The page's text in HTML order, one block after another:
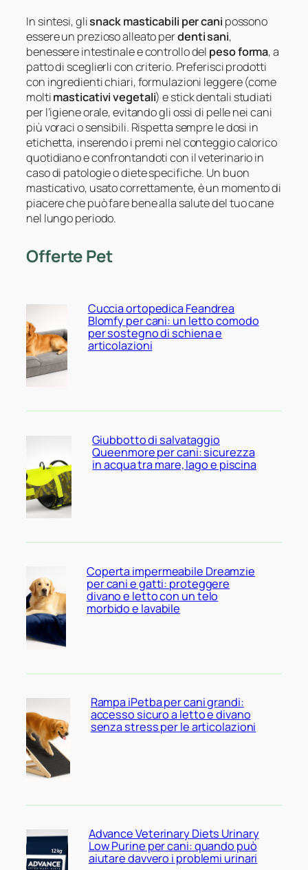
In sintesi, glisnack masticabili per cani possono
essere un prezioso alleato perdenti sani,
benessere intestinale e controllo del peso forma, a
patto di sceglierli con criterio. Preferisci prodotti
con ingredienti chiari, formulazioni leggere (come
moltimasticativi vegetali) e stick dentali studiati
per l’igiene orale, evitando gli ossi di pelle nei cani
più voraci o sensibili. Rispetta sempre le dosi in
etichetta, inserendo i premi nel conteggio calorico
quotidiano e confrontandoti con il veterinario in
caso di patologie o diete specifiche. Un buon
masticativo, usato correttamente, è un momento di
piacere che può fare bene alla salute del tuo cane
nel lungo periodo.
Offerte Pet
Cuccia ortopedica Feandrea
Blomfy per cani: un letto comodo
per sostegno di schiena e
articolazioni
Giubbotto di salvataggio
Queenmore per cani: sicurezza
in acqua tra mare, lago e piscina
Coperta impermeabile Dreamzie
per cani e gatti: proteggere
divano e letto con un telo
morbido e lavabile
Rampa iPetba per cani grandi:
accesso sicuro a letto e divano
senza stress per le articolazioni
Advance Veterinary Diets Urinary
Low Purine per cani: quando può
aiutare davvero i problemi urinari